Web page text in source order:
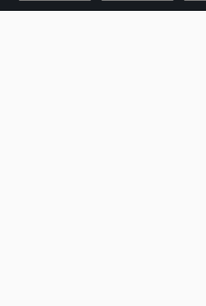
LKW-Tour Spedition DHL